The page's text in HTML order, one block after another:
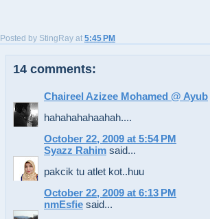
Posted by StingRay at 5:45 PM
14 comments:
Chaireel Azizee Mohamed @ Ayub
hahahahahaahah....
October 22, 2009 at 5:54 PM
Syazz Rahim said...
pakcik tu atlet kot..huu
October 22, 2009 at 6:13 PM
nmEsfie said...